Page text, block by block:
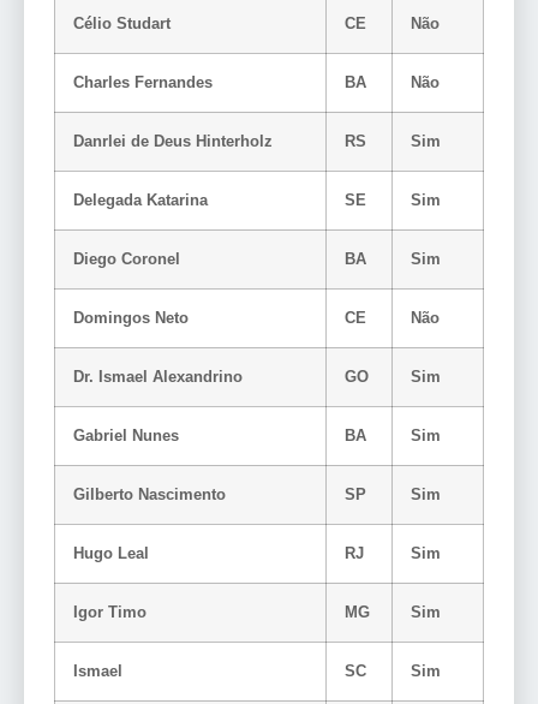
Célio Studart CE Não
Charles Fernandes BA Não
Danrlei de Deus Hinterholz RS Sim
Delegada Katarina SE Sim
Diego Coronel BA Sim
Domingos Neto CE Não
Dr. Ismael Alexandrino GO Sim
Gabriel Nunes BA Sim
Gilberto Nascimento SP Sim
Hugo Leal RJ Sim
Igor Timo MG Sim
Ismael SC Sim